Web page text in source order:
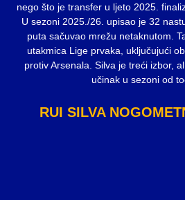
nego što je transfer u ljeto 2025.
U sezoni 2025./26. upisao je 32
puta sačuvao mrežu netaknutom.
utakmica Lige prvaka, uključujući
protiv Arsenala. Silva je treći izbor,
učinak u sezoni od
RUI SILVA